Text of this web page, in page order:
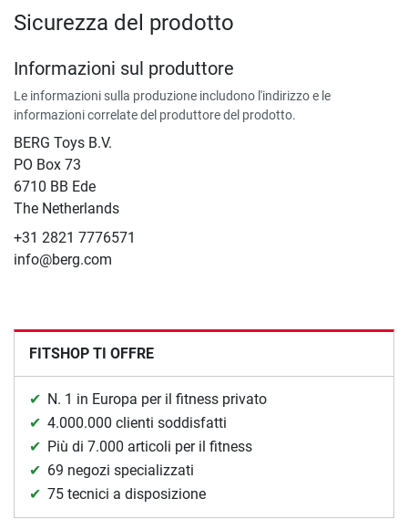
Sicurezza del prodotto
Informazioni sul produttore
Le informazioni sulla produzione includono l'indirizzo e le
informazioni correlate del produttore del prodotto.
BERG Toys B.V.
​PO Box 73
6710 BB Ede
The Netherlands
+31 2821 7776571
info@berg.com
FITSHOP TI OFFRE
N. 1 in Europa per il fitness privato
4.000.000 clienti soddisfatti
Più di 7.000 articoli per il fitness
69 negozi specializzati
75 tecnici a disposizione